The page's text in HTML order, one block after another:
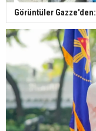
Görüntüler